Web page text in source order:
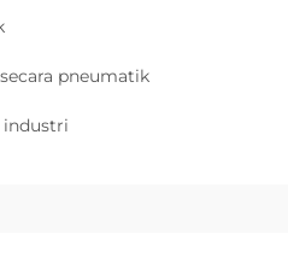
pneumatik
industri